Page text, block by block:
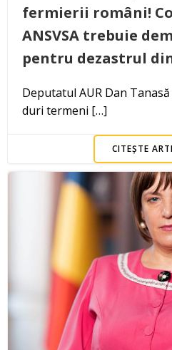
fermierii români!
ANSVSA trebuie
pentru dezastrul
Deputatul AUR Dan
duri termeni […]
CITEȘTE